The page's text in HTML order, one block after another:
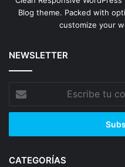
Blog theme. Packed with
customize your
NEWSLETTER
Escribe
tu
correo
CATEGORÍAS